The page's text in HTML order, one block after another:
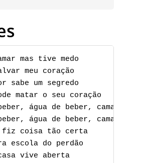
mas tive medo
meu coração
sabe um segredo
matar o seu coração
água de beber, camará
água de beber, camará
fiz coisa tão certa
escola do perdão
vive aberta